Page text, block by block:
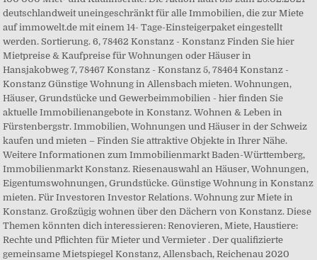
deutschlandweit uneingeschränkt für alle Immobilien, die zur Miete
auf immowelt.de mit einem 14- Tage-Einsteigerpaket eingestellt
werden. Sortierung. 6, 78462 Konstanz - Konstanz Finden Sie hier
Mietpreise & Kaufpreise für Wohnungen oder Häuser in
Hansjakobweg 7, 78467 Konstanz - Konstanz 5, 78464 Konstanz -
Konstanz Günstige Wohnung in Allensbach mieten. Wohnungen,
Häuser, Grundstücke und Gewerbeimmobilien - hier finden Sie
aktuelle Immobilienangebote in Konstanz. Wohnen & Leben in
Fürstenbergstr. Immobilien, Wohnungen und Häuser in der Schweiz
kaufen und mieten – Finden Sie attraktive Objekte in Ihrer Nähe.
Weitere Informationen zum Immobilienmarkt Baden-Württemberg,
Immobilienmarkt Konstanz. Riesenauswahl an Häuser, Wohnungen,
Eigentumswohnungen, Grundstücke. Günstige Wohnung in Konstanz
mieten. Für Investoren Investor Relations. Wohnung zur Miete in
Konstanz. Großzügig wohnen über den Dächern von Konstanz. Diese
Themen könnten dich interessieren: Renovieren, Miete, Haustiere:
Rechte und Pflichten für Mieter und Vermieter . Der qualifizierte
gemeinsame Mietspiegel Konstanz, Allensbach, Reichenau 2020